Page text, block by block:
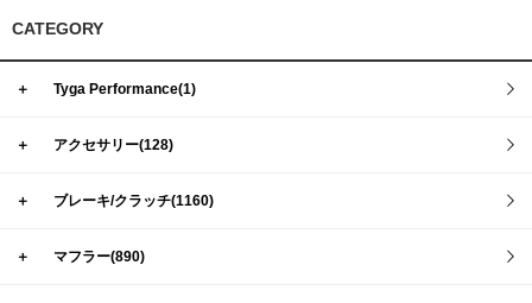
CATEGORY
＋ Tyga Performance(1)
＋ アクセサリー(128)
＋ ブレーキ/クラッチ(1160)
＋ マフラー(890)